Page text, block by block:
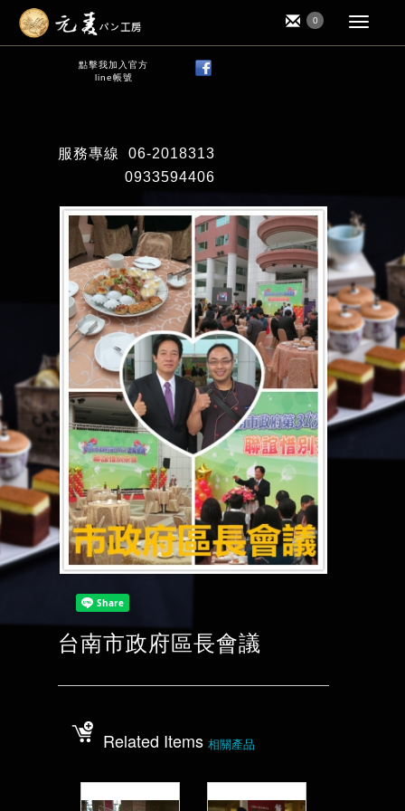
0
點擊我加入官方
line帳號
服務專線
06-2018313
0933594406
台南市政府區長會議
Related Items 相關產品